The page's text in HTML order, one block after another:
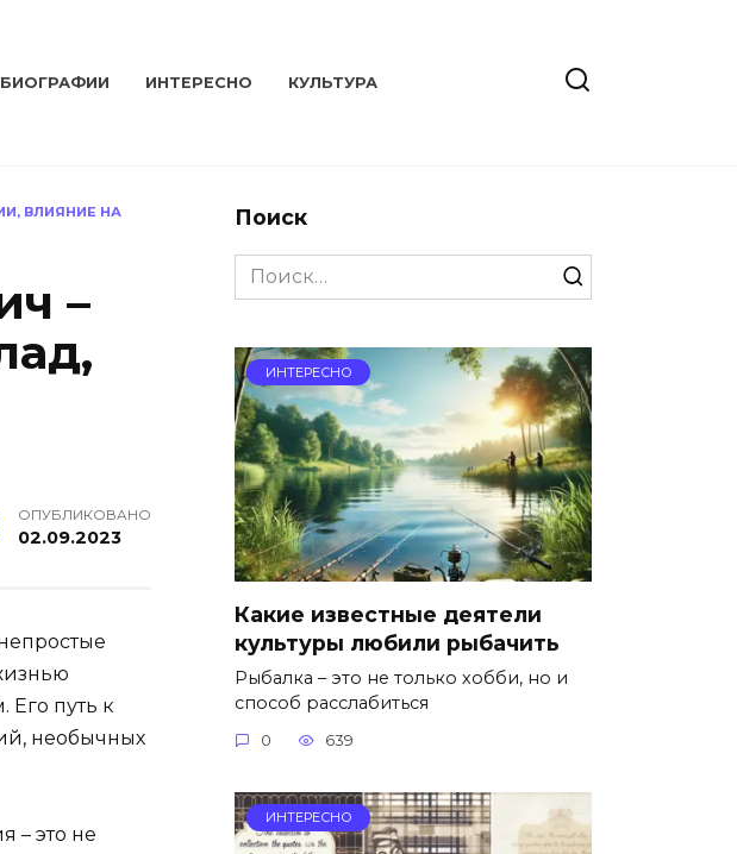
БИОГРАФИИ ИНТЕРЕСНО КУЛЬТУРА
ВЛИЯНИЕ НА
–
ОПУБЛИКОВАНО
02.09.2023
путь к
необычных
– это не
Поиск
Search
for:
ИНТЕРЕСНО
Какие известные деятели
культуры любили рыбачить
Рыбалка – это не только хобби, но и
способ расслабиться
0 639
ИНТЕРЕСНО